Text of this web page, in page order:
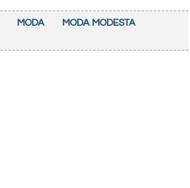
MODA
MODA MODESTA